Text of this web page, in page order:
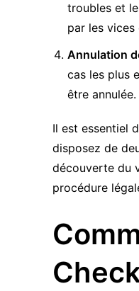
troubles et
par les vices
Annulation
cas les plus
être annulée.
Il est essentiel
disposez de
découverte du
procédure